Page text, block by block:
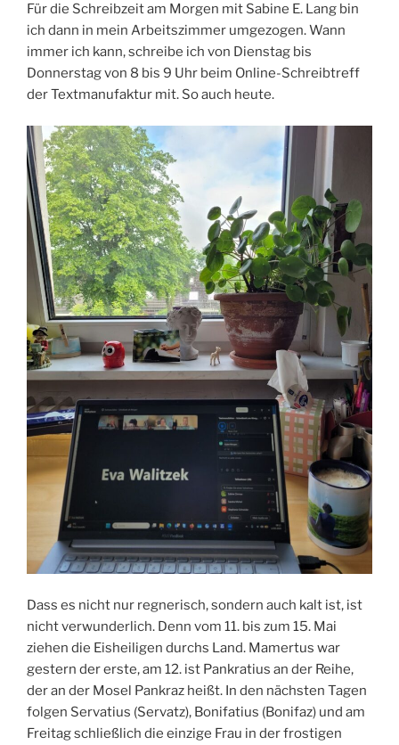
Für die Schreibzeit am Morgen mit Sabine E. Lang bin
ich dann in mein Arbeitszimmer umgezogen. Wann
immer ich kann, schreibe ich von Dienstag bis
Donnerstag von 8 bis 9 Uhr beim Online-Schreibtreff
der Textmanufaktur mit. So auch heute.
Dass es nicht nur regnerisch, sondern auch kalt ist, ist
nicht verwunderlich. Denn vom 11. bis zum 15. Mai
ziehen die Eisheiligen durchs Land. Mamertus war
gestern der erste, am 12. ist Pankratius an der Reihe,
der an der Mosel Pankraz heißt. In den nächsten Tagen
folgen Servatius (Servatz), Bonifatius (Bonifaz) und am
Freitag schließlich die einzige Frau in der frostigen